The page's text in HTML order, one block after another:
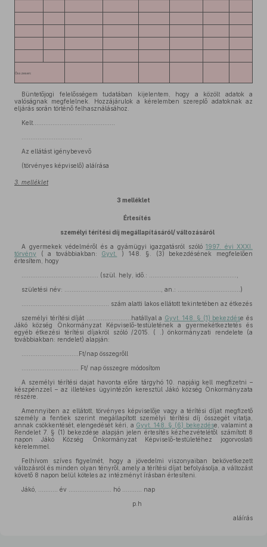
Összesen:
Büntetőjogi felelősségem tudatában kijelentem, hogy a közölt adatok a
valóságnak megfelelnek. Hozzájárulok a kérelemben szereplő adatoknak az
eljárás során történő felhasználásához.
Kelt……………………………………….
Az ellátást igénybevevő
(törvényes képviselő) aláírása
3. melléklet
3 melléklet
Értesítés
személyi térítési díj megállapításáról/ változásáról
A gyermekek védelméről és a gyámügyi igazgatásról szóló 1997. évi XXXI.
törvény ( a továbbiakban: Gyvt.
) 148. §. (3) bekezdésének megfelelően
értesítem, hogy
……………………………………. (szül. hely, idő.: ………………………………………….,
születési név: ………………………………………………, an.: ……………………………..)
…………………………………………. szám alatti lakos ellátott tekintetében az étkezés
személyi térítési díját …………………….hatállyal a Gyvt. 148. § (1) bekezdése és
Jákó község Önkormányzat Képviselő-testületének a gyermekétkeztetés és
egyéb étkezési térítési díjakról szóló /2015. ( .) önkormányzati rendelete (a
továbbiakban: rendelet) alapján:
…………………………..Ft/nap összegrőll
………………………….. Ft/ nap összegre módosítom
A személyi térítési dajat havonta előre tárgyhó 10. napjáig kell megfizetni –
készpénzzel – az illetékes ügyintézőn keresztül Jákó község Önkormányzata
részére.
Amennyiben az ellátott, törvényes képviselője vagy a térítési díjat megfizető
személy a fentiek szerint megállapított személyi térítési díj összegét vitatja,
annak csökkentését, elengedését kéri, a Gyvt. 148. § (6) bekezdése, valamint a
Rendelet 7. § (1) bekezdése alapján jelen értesítés kézhezvételétől számított 8
napon Jákó Község Önkormányzat Képviselő-testületéhez jogorvoslati
kérelemmel.
Felhívom szíves figyelmét, hogy a jövedelmi viszonyaiban bekövetkezett
változásról és minden olyan tényről, amely a térítési díjat befolyásolja, a változást
követő 8 napon belül köteles az intézményt írásban értesíteni.
Jákó, ……….. év …………………… hó ……….. nap
p.h
aláírás